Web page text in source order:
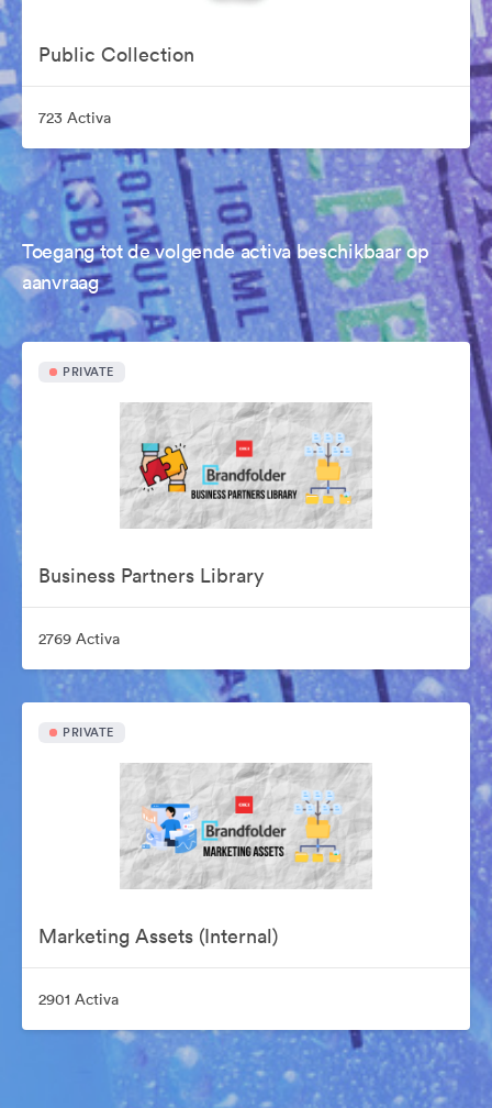
Public Collection
723 Activa
Toegang tot de volgende activa beschikbaar op
aanvraag
PRIVATE
Business Partners Library
2769 Activa
PRIVATE
Marketing Assets (Internal)
2901 Activa